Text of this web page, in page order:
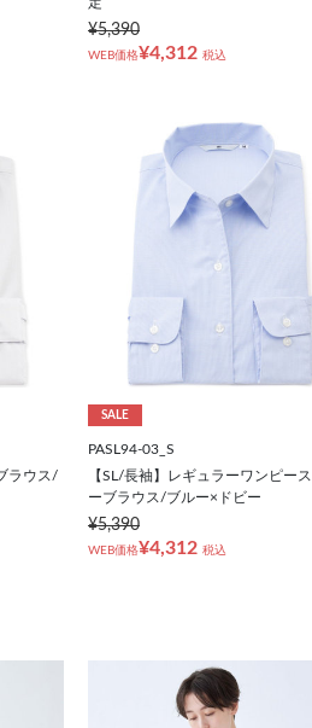
¥5,390
WEB価格¥4,312 税込
ラウス/
SALE
PASL94-03_S
【SL/長袖】レギュラーワンピー
ーブラウス/ブルー×ドビー
¥5,390
WEB価格¥4,312 税込